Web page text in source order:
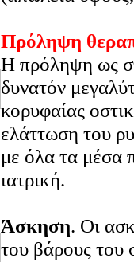
Πρόληψη
Η πρόληψη ως
δυνατόν
κορυφαίας
ελάττωση του
με όλα τα μέσα
ιατρική.
Άσκηση. Οι
του βάρους του